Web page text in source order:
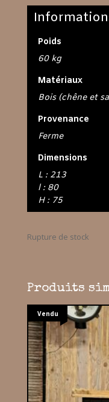
Poids
60 kg
Matériaux
Bois (chêne et
Provenance
Ferme
Dimensions
L : 213
l : 80
H : 75
Rupture de stock
Produits
Vendu